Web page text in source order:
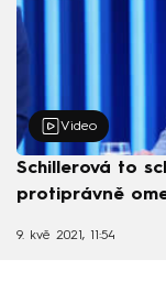
Video
Schillerová to
protiprávně
9. kvě 2021, 11:54